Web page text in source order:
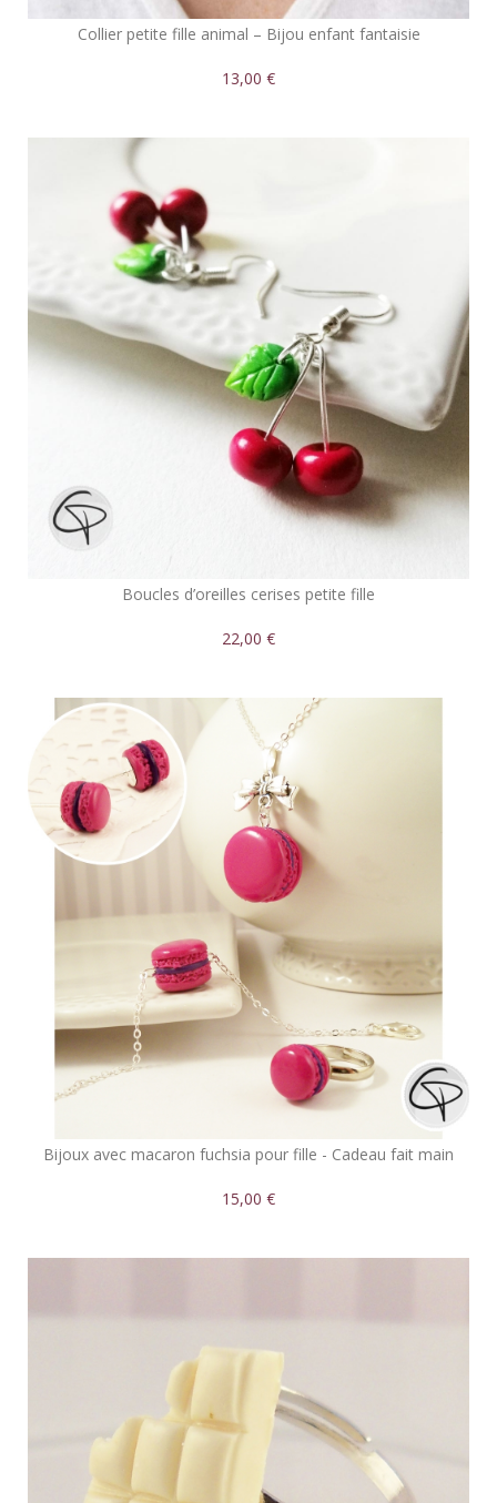
Collier petite fille animal – Bijou enfant fantaisie
13,00 €
Boucles d’oreilles cerises petite fille
22,00 €
Bijoux avec macaron fuchsia pour fille - Cadeau fait main
15,00 €